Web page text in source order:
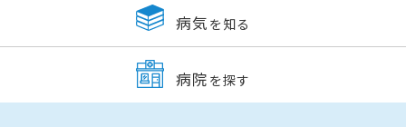
病気 を知る
病院 を探す